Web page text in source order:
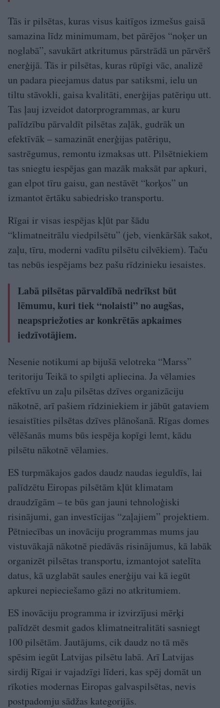
Tās ir pilsētas, kuras visus kaitīgos izmešus gaisā
samazina līdz minimumam, bet pārējos “noķer un
noglabā”, savukārt atkritumus pārstrādā un pārvērš
enerģijā. Tās ir pilsētas, kuras rūpīgi vāc, analizē
un padara pieejamus datus par satiksmi, ielu un
tiltu stāvokli, gaisa kvalitāti, enerģijas patēriņu utt.
Tas ļauj izveidot datorprogrammas, ar kuru
palīdzību pārvaldīt pilsētas zaļāk, gudrāk un
efektīvāk – samazināt enerģijas patēriņu,
sastrēgumus, remontu izmaksas utt. Pilsētniekiem
tas sniegtu iespējas gan mazāk maksāt par apkuri,
gan elpot tīru gaisu, gan nestāvēt “korķos” un
izmantot ērtāku sabiedrisko transportu.
Rīgai ir visas iespējas kļūt par šādu
“klimatneitrālu viedpilsētu” (jeb, vienkāršāk sakot,
zaļu, tīru, moderni vadītu pilsētu cilvēkiem). Taču
tas nebūs iespējams bez pašu rīdzinieku iesaistes.
Labā pilsētas pārvaldībā nedrīkst būt
lēmumu, kuri tiek “nolaisti” no augšas,
neapspriežoties ar konkrētās apkaimes
iedzīvotājiem.
Nesenie notikumi ap bijušā velotreka “Marss”
teritoriju Teikā to spilgti apliecina. Ja vēlamies
efektīvu un zaļu pilsētas dzīves organizāciju
nākotnē, arī pašiem rīdziniekiem ir jābūt gataviem
iesaistīties pilsētas dzīves plānošanā. Rīgas domes
vēlēšanās mums būs iespēja kopīgi lemt, kādu
pilsētu nākotnē vēlamies.
ES turpmākajos gados daudz naudas ieguldīs, lai
palīdzētu Eiropas pilsētām kļūt klimatam
draudzīgām – te būs gan jauni tehnoloģiski
risinājumi, gan investīcijas “zaļajiem” projektiem.
Pētniecības un inovāciju programmas mums jau
vistuvākajā nākotnē piedāvās risinājumus, kā labāk
organizēt pilsētas transportu, izmantojot satelīta
datus, kā uzglabāt saules enerģiju vai kā iegūt
apkurei nepieciešamo gāzi no atkritumiem.
ES inovāciju programma ir izvirzījusi mērķi
palīdzēt desmit gados klimatneitralitāti sasniegt
100 pilsētām. Jautājums, cik daudz no tā mēs
spēsim iegūt Latvijas pilsētu labā. Arī Latvijas
sirdij Rīgai ir vajadzīgi līderi, kas spēj domāt un
rīkoties modernas Eiropas galvaspilsētas, nevis
postpadomju sādžas kategorijās.